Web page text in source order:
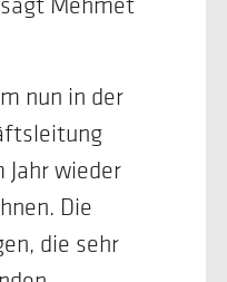
nun in der
wieder
Die
die sehr